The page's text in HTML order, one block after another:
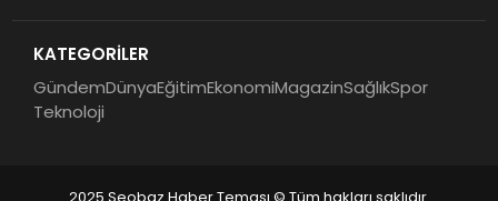
KATEGORİLER
GündemDünyaEğitimEkonomiMagazinSağlıkSpor
Teknoloji